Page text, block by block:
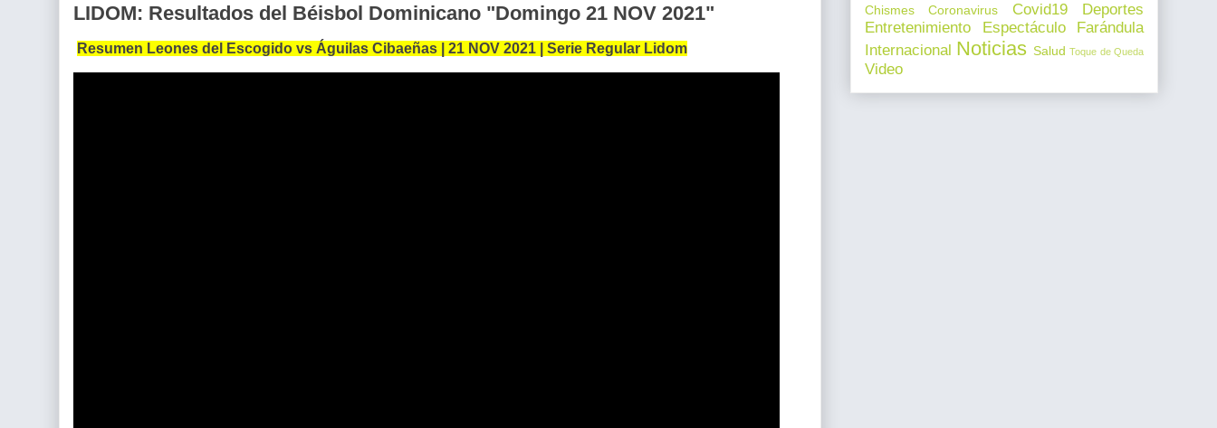
LIDOM: Resultados del Béisbol Dominicano "Domingo 21 NOV 2021"
Resumen Leones del Escogido vs Águilas Cibaeñas | 21 NOV 2021 | Serie Regular Lidom
Chismes Coronavirus Covid19
Deportes
Entretenimiento
Espectáculo
Farándula
Internacional Noticias Salud Toque de Queda
Video